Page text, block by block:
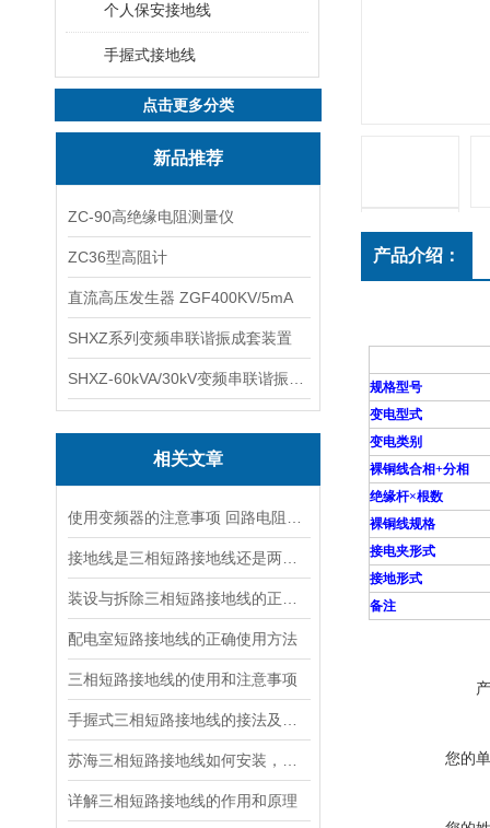
个人保安接地线
手握式接地线
点击更多分类
新品推荐
ZC-90高绝缘电阻测量仪
ZC36型高阻计
直流高压发生器 ZGF400KV/5mA
SHXZ系列变频串联谐振成套装置
相关文章
配电室短路接地线的正确使用方法
三相短路接地线的使用和注意事项
详解三相短路接地线的作用和原理
产品介绍：
规格型号
变电型式
变电类别
裸铜线合相+分相
绝缘杆×根数
裸铜线规格
接电夹形式
接地形式
备注
您的